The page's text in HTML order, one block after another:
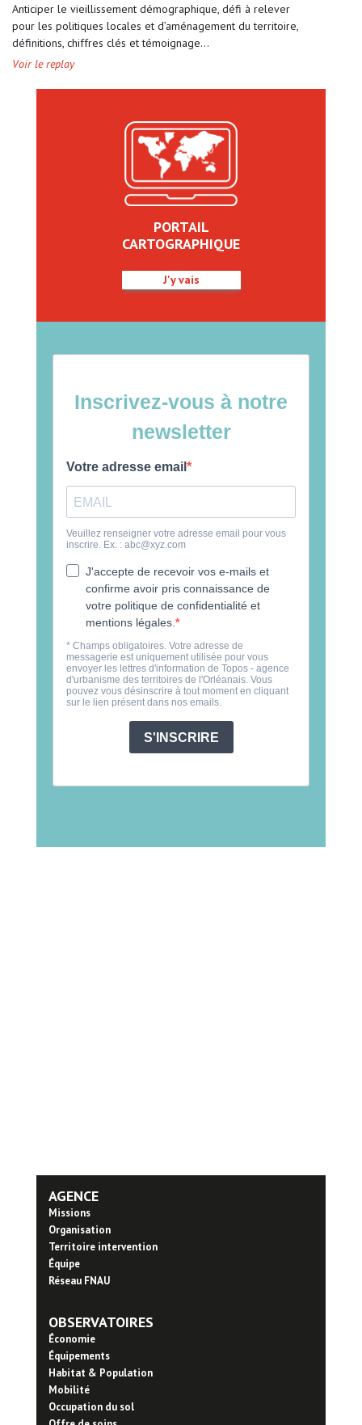
Anticiper le vieillissement démographique, défi à relever
pour les politiques locales et d’aménagement du territoire,
définitions, chiffres clés et témoignage…
Voir le replay
PORTAIL
CARTOGRAPHIQUE
J'y vais
AGENCE
Missions
Organisation
Territoire intervention
Équipe
Réseau FNAU
OBSERVATOIRES
Économie
Équipements
Habitat & Population
Mobilité
Occupation du sol